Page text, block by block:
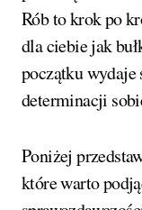
Rób to krok po
dla ciebie jak
początku
determinacji
Poniżej
które warto